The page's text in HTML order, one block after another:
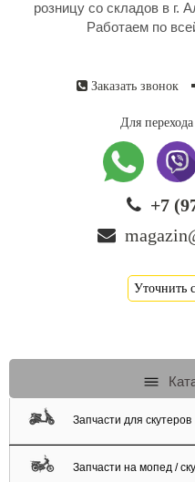
розницу со складов в г.
Работаем по
Заказать звонок
Для
+7
Уточнить
Запчасти для скутеров
Запчасти на мопед /